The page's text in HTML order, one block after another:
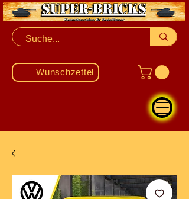
Wunschzettel